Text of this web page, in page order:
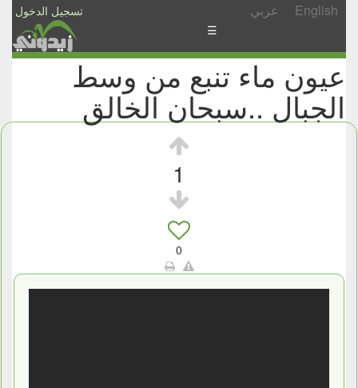
تسجيل الدخول عربي English
الأخبار
والمشاركات
☰
عيون ماء تنبع من وسط
الجبال ..سبحان الخالق
1
0